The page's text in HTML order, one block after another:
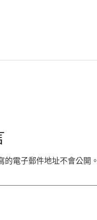
的電子郵件地址不會公開。